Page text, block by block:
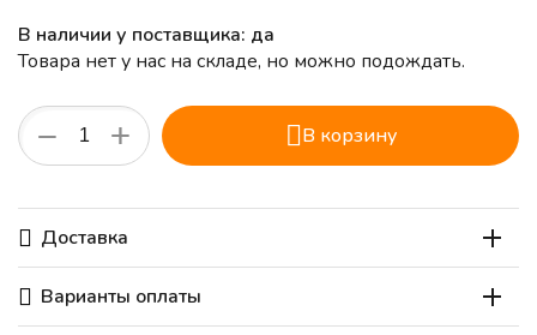
В наличии у поставщика: да
Товара нет у нас на складе, но можно подождать.
+
− В корзину
Доставка
Варианты оплаты